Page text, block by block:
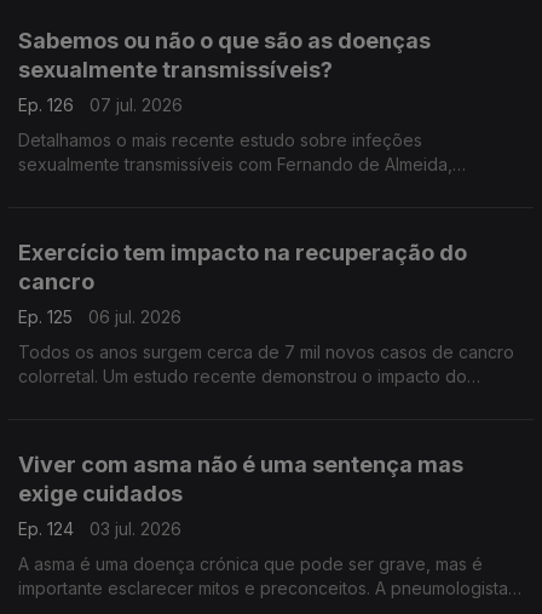
Sabemos ou não o que são as doenças
sexualmente transmissíveis?
Ep. 126
07 jul. 2026
Detalhamos o mais recente estudo sobre infeções
sexualmente transmissíveis com Fernando de Almeida,
Exercício tem impacto na recuperação do
cancro
Ep. 125
06 jul. 2026
Todos os anos surgem cerca de 7 mil novos casos de cancro
colorretal. Um estudo recente demonstrou o impacto do
Viver com asma não é uma sentença mas
exige cuidados
Ep. 124
03 jul. 2026
A asma é uma doença crónica que pode ser grave, mas é
importante esclarecer mitos e preconceitos. A pneumologista